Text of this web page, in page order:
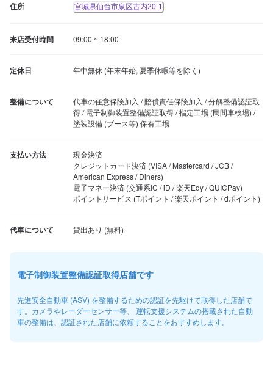
住所 宮城県仙台市泉区古内20-1
来店受付時間 09:00 ~ 18:00
定休日 年中無休 (年末年始, 夏季休暇等を除く)
整備について
代車の任意保険加入 / 賠償責任保険加入 / 分解整備認証取
得 / 電子制御装置整備認証取得 / 指定工場 (民間車検場) /
塗装設備 (ブース等) 保有工場
支払い方法
現金決済
クレジットカード決済 (VISA / Mastercard / JCB /
American Express / Diners)
電子マネー決済 (交通系IC / iD / 楽天Edy / QUICPay)
ポイントサービス (Tポイント / 楽天ポイント / dポイント)
代車について
電子制御装置整備認証取得店舗です
先進安全自動車 (ASV) を整備するための認証を先駆けて取得した店舗で
す。カメラやレーダーセンサー等、 運転支援システムの搭載された自動
車の整備は、認証された店舗に依頼することをおすすめします。